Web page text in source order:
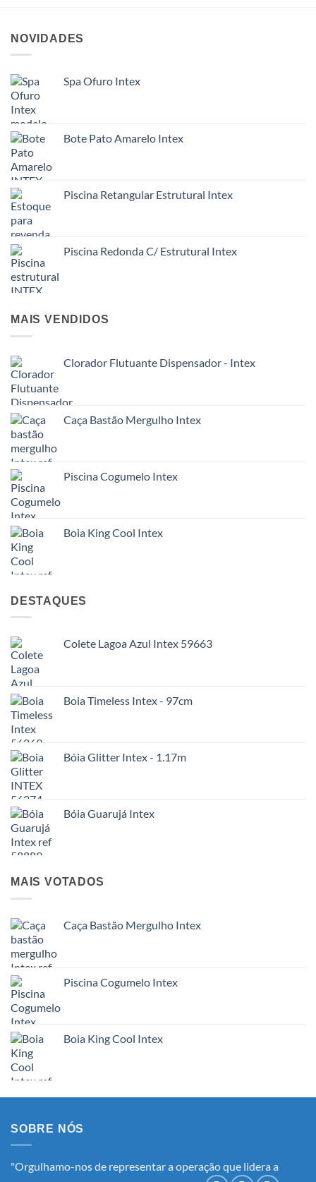
NOVIDADES
Spa Ofuro Intex
Bote Pato Amarelo Intex
Piscina Retangular Estrutural Intex
Piscina Redonda C/ Estrutural Intex
MAIS VENDIDOS
Clorador Flutuante Dispensador - Intex
Caça Bastão Mergulho Intex
Piscina Cogumelo Intex
Boia King Cool Intex
DESTAQUES
Colete Lagoa Azul Intex 59663
Boia Timeless Intex - 97cm
Bóia Glitter Intex - 1.17m
Bóia Guarujá Intex
MAIS VOTADOS
Caça Bastão Mergulho Intex
Piscina Cogumelo Intex
Boia King Cool Intex
SOBRE NÓS
"Orgulhamo-nos de representar a operação que lidera a